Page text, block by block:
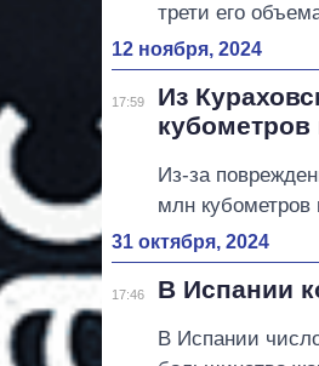
трети его
12 ноября, 2024
17:59
Из
Из-за
млн кубометров
31 октября, 2024
17:46 В Испании
В Испании